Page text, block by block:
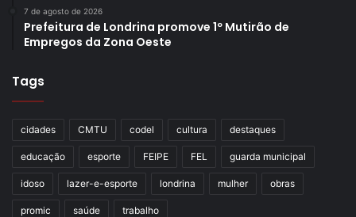
7 de agosto de 2026
Prefeitura de Londrina promove 1º Mutirão de
Empregos da Zona Oeste
Tags
cidades CMTU codel cultura destaques
educação esporte FEIPE FEL guarda municipal
idoso lazer-e-esporte londrina mulher obras
promic saúde trabalho